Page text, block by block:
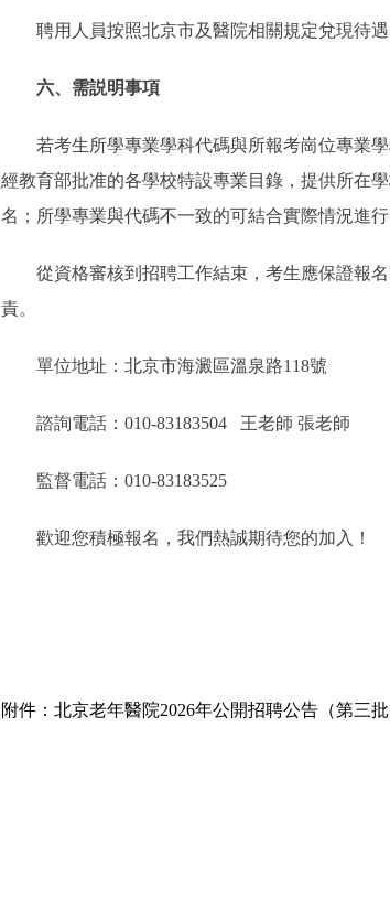
聘用人員按照北京市及醫院相關規定兌現待遇
六、需説明事項
若考生所學專業學科代碼與所報考崗位專業學
經教育部批准的各學校特設專業目錄，提供所在
名；所學專業與代碼不一致的可結合實際情況進行
從資格審核到招聘工作結束，考生應保證報名
責。
單位地址：北京市海澱區溫泉路118號
諮詢電話：010-83183504 王老師 張老師
監督電話：010-83183525
歡迎您積極報名，我們熱誠期待您的加入！
附件：北京老年醫院2026年公開招聘公告（第三